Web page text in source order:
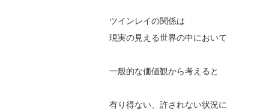
ツインレイの関係は
現実の見える世界の中において
一般的な価値観から考えると
有り得ない、許されない状況に